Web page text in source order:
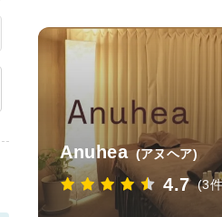
Anuhea (アヌヘア)
4.7 (3